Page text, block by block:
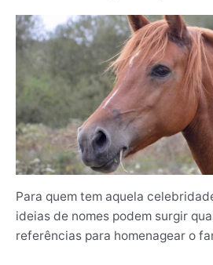
Para quem tem aquela
ideias de nomes podem surgir
referências para homenagear o